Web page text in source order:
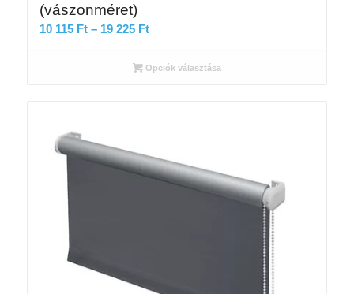
(vászonméret)
10 115 Ft – 19 225 FtÁrtartomány:
115 Ft
Opciók választása